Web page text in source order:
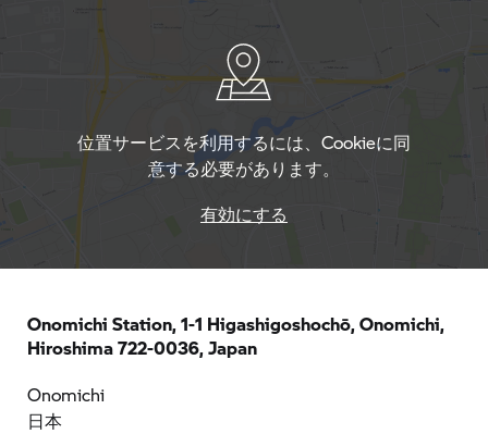
位置サービスを利用するには、Cookieに同
意する必要があります。
有効にする
Onomichi Station, 1-1 Higashigoshochō, Onomichi,
Hiroshima 722-0036, Japan
Onomichi
日本